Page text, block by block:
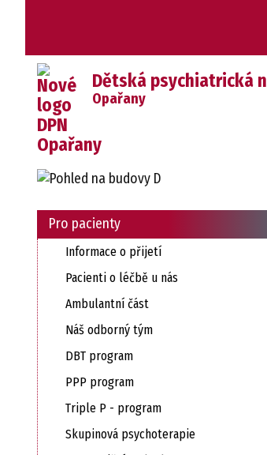
Dětská psychiatrická
Opařany
Pro pacienty
Informace o přijetí
Pacienti o léčbě u nás
Ambulantní část
Náš odborný tým
DBT program
PPP program
Triple P - program
Skupinová psychoterapie